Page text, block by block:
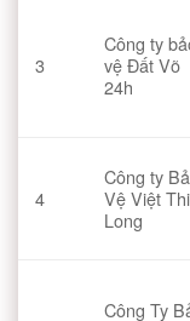
3
Công ty
vệ Đất Võ
24h
4
Công ty
Vệ Việt
Long
Công Ty